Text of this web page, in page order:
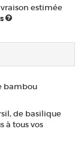
estimée
bambou
de basilique
à tous vos